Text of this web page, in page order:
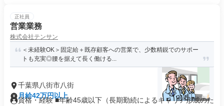
正社員
営業業務
株式会社テンサン
＜未経験OK＞固定給＋既存顧客への営業で、少数精鋭でのサポー
トも充実◎腰を据えて長く働ける...
千葉県八街市八街
月給42万円以上
資格・経験 ■年齢45歳以下（長期勤続によるキャリア形成のた